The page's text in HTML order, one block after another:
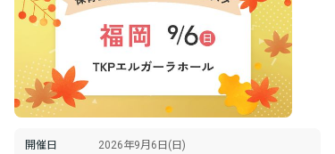
開催日 2026年9月6日(日)